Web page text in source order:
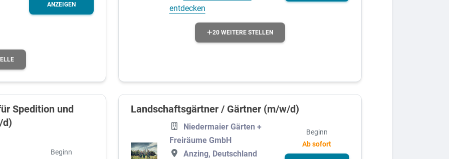
ANZEIGEN
entdecken
20 WEITERE STELLEN
Spedition und
d)
Beginn
Landschaftsgärtner / Gärtner (m/w/d)
Niedermaier Gärten +
Freiräume GmbH
Anzing, Deutschland
Beginn
Ab sofort